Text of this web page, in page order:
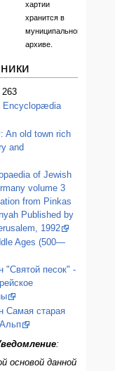
хартии
хранится в
муниципальном
архиве.
Encyclopædia
An old town rich
and
of Jewish
volume 3
from Pinkas
Published by
1992
Ages (500—
"Святой песок" -
Самая старая
:
основой данной